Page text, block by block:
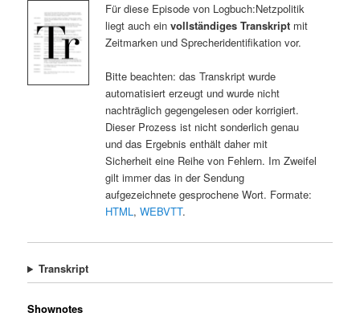
Für diese Episode von Logbuch:Netzpolitik
liegt auch ein vollständiges Transkriptmit
Zeitmarken und Sprecheridentifikation vor.
Bitte beachten: das Transkript wurde
automatisiert erzeugt und wurde nicht
nachträglich gegengelesen oder korrigiert.
Dieser Prozess ist nicht sonderlich genau
und das Ergebnis enthält daher mit
Sicherheit eine Reihe von Fehlern. Im Zweifel
gilt immer das in der Sendung
aufgezeichnete gesprochene Wort. Formate:
HTML, WEBVTT.
Transkript
Shownotes